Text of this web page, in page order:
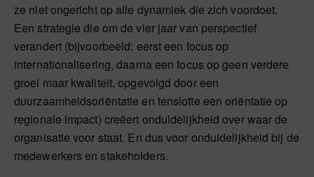
ze niet ongericht op alle dynamiek die zich voordoet.
Een strategie die om de vier jaar van perspectief
verandert (bijvoorbeeld: eerst een focus op
internationalisering, daarna een focus op geen verdere
groei maar kwaliteit, opgevolgd door een
duurzaamheidsoriëntatie en tenslotte een oriëntatie op
regionale impact) creëert onduidelijkheid over waar de
organisatie voor staat. En dus voor onduidelijkheid bij de
medewerkers en stakeholders.